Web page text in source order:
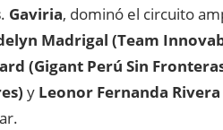
. Gaviria, dominó el circuito
Madrigal (Team
(Gigant Perú Sin
y Leonor Fernanda Rivera